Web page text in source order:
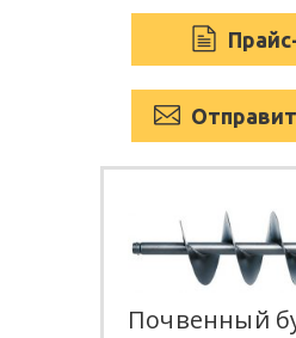
Почвенный